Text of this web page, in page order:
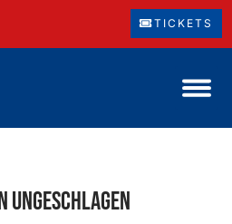
TICKETS
ungeschlagen